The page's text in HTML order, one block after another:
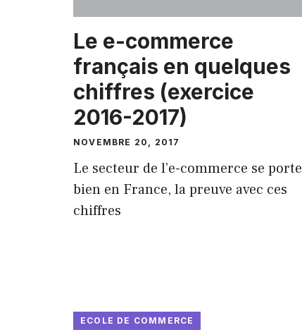
Le e-commerce
français en quelques
chiffres (exercice
2016-2017)
NOVEMBRE 20, 2017
Le secteur de l’e-commerce se porte
bien en France, la preuve avec ces
chiffres
ECOLE DE COMMERCE